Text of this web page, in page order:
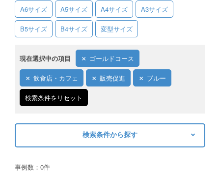
写真からイラスト作成
デザイン制作例
ご利用料金
ご利用ガイド
ご利用の流れ
キャンセルについて
A6サイズ A5サイズ A4サイズ A3サイズ
B5サイズ B4サイズ 変型サイズ
現在選択中の項目 ゴールドコース
飲食店・カフェ 販売促進 ブルー
検索条件をリセット
検索条件から探す
事例数：0件